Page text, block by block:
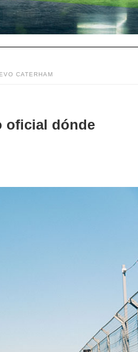
CATERHAM
oficial dónde